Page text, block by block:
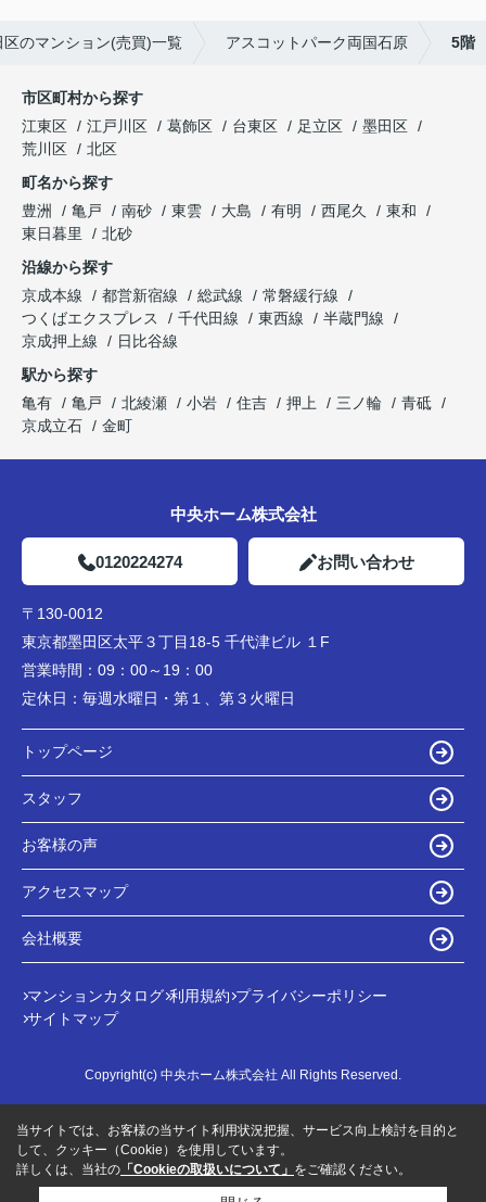
区のマンション(売買)一覧 アスコットパーク両国石原 5階
市区町村から探す
江東区
江戸川区 葛飾区 台東区 足立区
墨田区
荒川区
北区
町名から探す
豊洲
亀戸 南砂 東雲 大島 有明 西尾久
東和
東日暮里
北砂
沿線から探す
京成本線
都営新宿線 総武線
常磐緩行線
つくばエクスプレス
千代田線 東西線
半蔵門線
京成押上線
日比谷線
駅から探す
亀有
亀戸 北綾瀬 小岩 住吉 押上 三ノ輪
青砥
京成立石
金町
中央ホーム株式会社
0120224274 お問い合わせ
〒130-0012
東京都墨田区太平３丁目18-5 千代津ビル １F
営業時間： 09：00～19：00
定休日： 毎週水曜日・第１、第３火曜日
トップページ
スタッフ
お客様の声
アクセスマップ
会社概要
マンションカタログ 利用規約 プライバシーポリシー
サイトマップ
Copyright(c) 中央ホーム株式会社 All Rights Reserved.
当サイトでは、お客様の当サイト利用状況把握、サービス向上検討を目的と
して、クッキー（Cookie）を使用しています。
詳しくは、当社の 「Cookieの取扱いについて」 をご確認ください。